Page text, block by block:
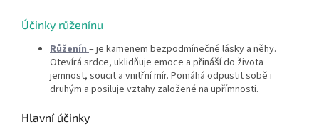
Účinky růženínu
Růženín– je kamenem bezpodmínečné lásky a něhy.
Otevírá srdce, uklidňuje emoce a přináší do života
jemnost, soucit a vnitřní mír. Pomáhá odpustit sobě i
druhým a posiluje vztahy založené na upřímnosti.
Hlavní účinky